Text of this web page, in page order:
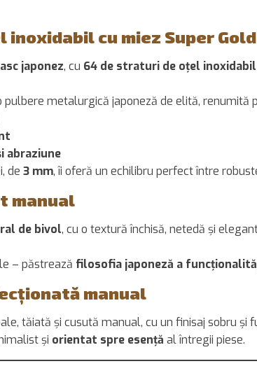
cu miez Super
japonez, cu 64 de straturi de oțel
pulbere metalurgică japoneză de elită, renumită
abraziune
de 3 mm, îi oferă un echilibru perfect între
manual
de bivol, cu o textură închisă, netedă și
– păstrează filosofia japoneză a
manual
tăiată și cusută manual, cu un finisaj sobru și
și orientat spre esență al întregii piese.